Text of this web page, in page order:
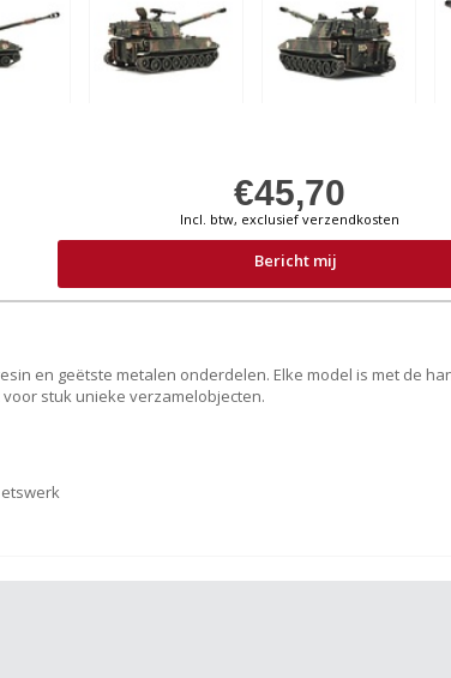
€45,70
Incl. btw, exclusief verzendkosten
Bericht mij
en geëtste metalen onderdelen. Elke model is met de
stuk unieke verzamelobjecten.